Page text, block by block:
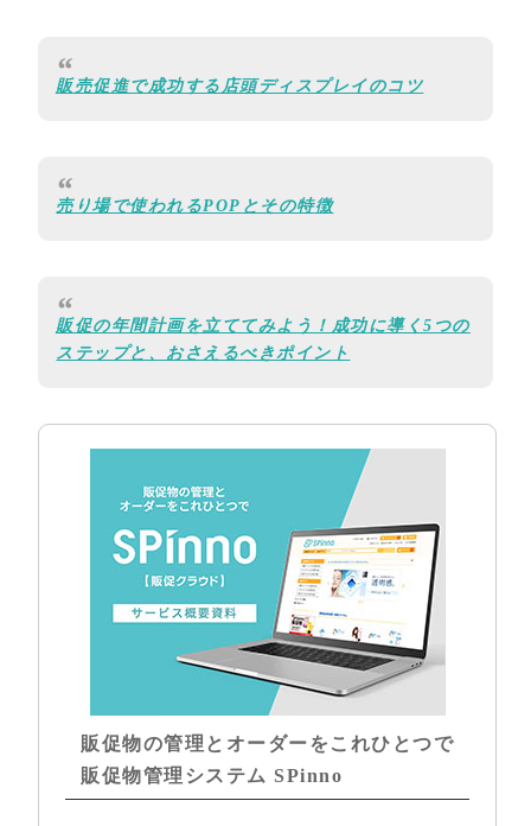
販売促進で成功する店頭ディスプレイのコツ
売り場で使われるPOPとその特徴
販促の年間計画を立ててみよう！成功に導く5つの
ステップと、おさえるべきポイント
販促物の管理とオーダーをこれひとつで
販促物管理システム SPinno